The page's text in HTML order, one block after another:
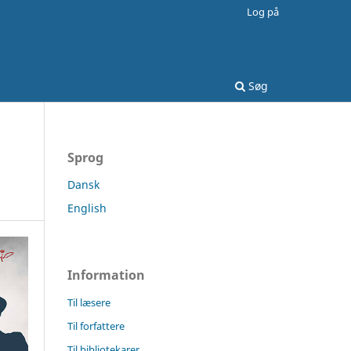
Søg
Log på
Sprog
Dansk
English
Information
Til læsere
Til forfattere